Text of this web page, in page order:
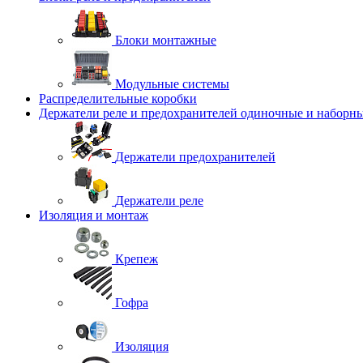
Блоки монтажные
Модульные системы
Распределительные коробки
Держатели реле и предохранителей одиночные и
Держатели предохранителей
Держатели реле
Изоляция и монтаж
Крепеж
Гофра
Изоляция